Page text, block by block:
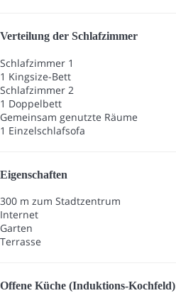
Verteilung der Schlafzimmer
Schlafzimmer 1
1 Kingsize-Bett
Schlafzimmer 2
1 Doppelbett
Gemeinsam genutzte Räume
1 Einzelschlafsofa
Eigenschaften
300 m zum Stadtzentrum
Internet
Garten
Terrasse
Offene Küche (Induktions-Kochfeld)